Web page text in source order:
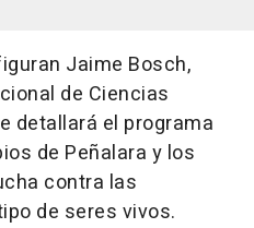
Jaime Bosch,
de Ciencias
detallará el programa
de Peñalara y los
contra las
de seres vivos.